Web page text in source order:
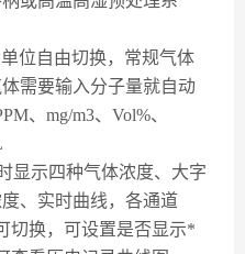
位自由切换，常规气体
需要输入分子量就自动
、 mg/m3、 Vol%、
显示四种气体浓度、大字
、实时曲线，各通道
切换，可设置是否显示*